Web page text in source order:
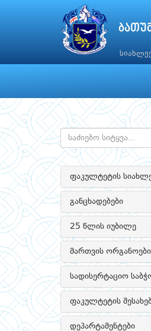
ფაკულტეტის
განცხადებები
25 წლის იუბილე
მართვის ორგანოები
სადისერტაციო
ფაკულტეტის
დეპარტამენტები